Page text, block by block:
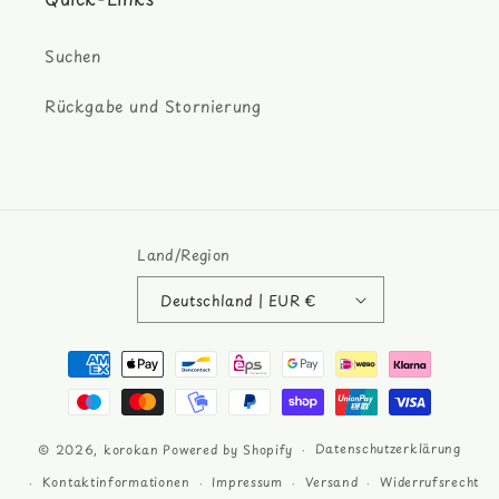
Suchen
Rückgabe und Stornierung
Land/Region
Deutschland | EUR €
Zahlungsmethoden
© 2026, korokan Powered by Shopify
Datenschutzerklärung
Kontaktinformationen
Impressum Versand Widerrufsrecht